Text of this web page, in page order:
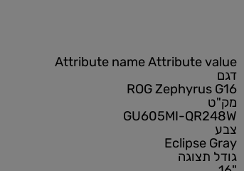
Attribute name Attribute
ROG
GU605MI-